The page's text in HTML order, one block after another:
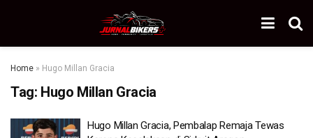
Home » Hugo Millan Gracia
Tag: Hugo Millan Gracia
Hugo Millan Gracia, Pembalap Remaja Tewas